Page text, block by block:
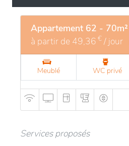
Appartement 62 - 70m²
à partir de 49,36 € / jour
Meublé WC privé
Services proposés